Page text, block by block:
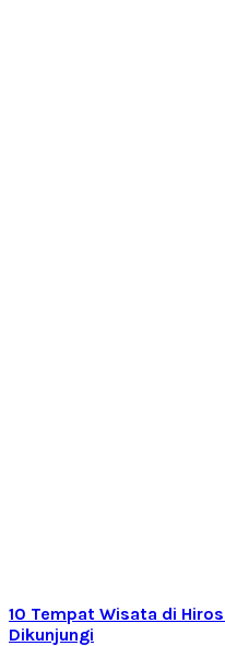
10 Tempat Wisata di
Dikunjungi